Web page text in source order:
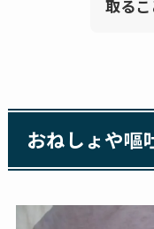
取る
おねしょや嘔